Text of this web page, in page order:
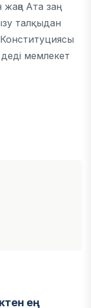
Ата заң
талқыдан
мемлекет
ең